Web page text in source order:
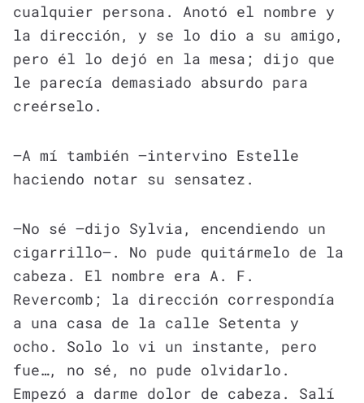
cualquier persona. Anotó el nombre y
la dirección, y se lo dio a su amigo,
pero él lo dejó en la mesa; dijo que
le parecía demasiado absurdo para
creérselo.
—A mí también —intervino Estelle
haciendo notar su sensatez.
—No sé —dijo Sylvia, encendiendo un
cigarrillo—. No pude quitármelo de la
cabeza. El nombre era A. F.
Revercomb; la dirección correspondía
a una casa de la calle Setenta y
ocho. Solo lo vi un instante, pero
fue…, no sé, no pude olvidarlo.
Empezó a darme dolor de cabeza. Salí